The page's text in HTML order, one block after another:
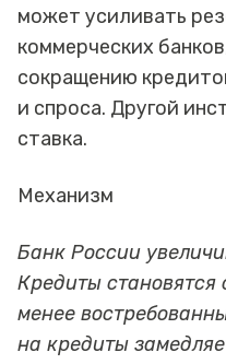
может усиливать
коммерческих
сокращению
и спроса. Другой
ставка.
Механизм
Банк России
Кредиты становятся
менее
на кредиты